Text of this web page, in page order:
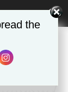
των
the